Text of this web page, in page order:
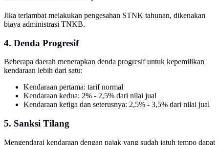
Jika terlambat melakukan pengesahan STNK tahunan, dikenakan
biaya administrasi TNKB.
4. Denda Progresif
Beberapa daerah menerapkan denda progresif untuk kepemilikan
kendaraan lebih dari satu:
Kendaraan pertama: tarif normal
Kendaraan kedua: 2% - 2,5% dari nilai jual
Kendaraan ketiga dan seterusnya: 2,5% - 3,5% dari nilai jual
5. Sanksi Tilang
Mengendarai kendaraan dengan pajak yang sudah jatuh tempo dapat